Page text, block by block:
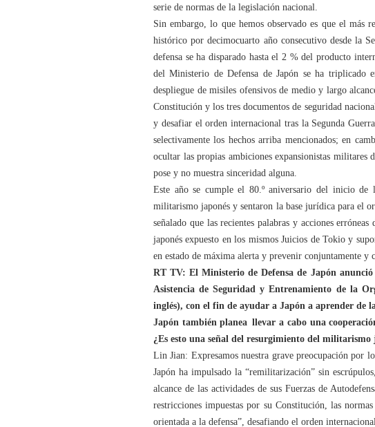
serie de normas de la legislación nacional.
Sin embargo, lo que hemos observado es que el más
histórico por decimocuarto año consecutivo desde la
defensa se ha disparado hasta el 2 % del producto
del Ministerio de Defensa de Japón se ha triplicado
despliegue de misiles ofensivos de medio y largo
Constitución y los tres documentos de seguridad
y desafiar el orden internacional tras la Segunda
selectivamente los hechos arriba mencionados; en
ocultar las propias ambiciones expansionistas militares
pose y no muestra sinceridad alguna.
Este año se cumple el 80.º aniversario del inicio
militarismo japonés y sentaron la base jurídica para el
señalado que las recientes palabras y acciones
japonés expuesto en los mismos Juicios de Tokio y
en estado de máxima alerta y prevenir conjuntamente
RT TV: El Ministerio de Defensa de Japón
Asistencia de Seguridad y Entrenamiento de la
inglés), con el fin de ayudar a Japón a aprender de
Japón también planea llevar a cabo una
¿Es esto una señal del resurgimiento del militarismo
Lin Jian: Expresamos nuestra grave preocupación por
Japón ha impulsado la “remilitarización” sin
alcance de las actividades de sus Fuerzas de
restricciones impuestas por su Constitución, las
orientada a la defensa”, desafiando el orden